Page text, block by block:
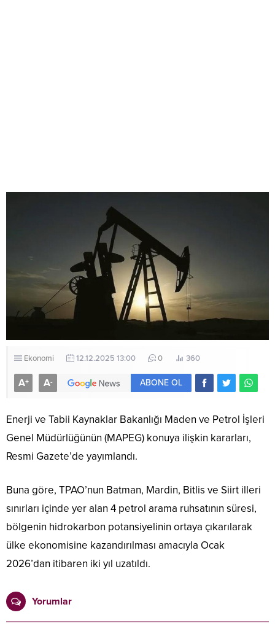
Ekonomi 12.12.2025 13:00 0 360
A+ A- ABONE OL
Enerji ve Tabii Kaynaklar Bakanlığı Maden ve Petrol İşleri
Genel Müdürlüğünün (MAPEG) konuya ilişkin kararları,
Resmi Gazete’de yayımlandı.
Buna göre, TPAO’nun Batman, Mardin, Bitlis ve Siirt illeri
sınırları içinde yer alan 4 petrol arama ruhsatının süresi,
bölgenin hidrokarbon potansiyelinin ortaya çıkarılarak
ülke ekonomisine kazandırılması amacıyla Ocak
2026’dan itibaren iki yıl uzatıldı.
Yorumlar